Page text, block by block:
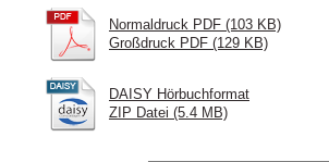
Normaldruck PDF (103 KB)
Großdruck PDF (129 KB)
DAISY Hörbuchformat
ZIP Datei (5.4 MB)